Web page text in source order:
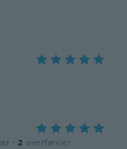
· 2 overførsler